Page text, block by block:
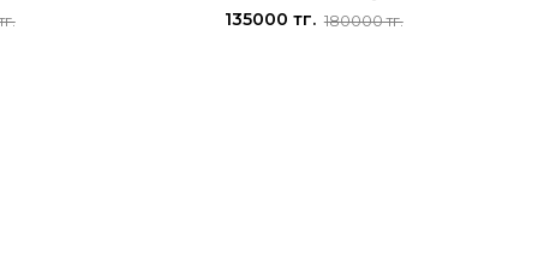
135000 тг. 180000 тг.